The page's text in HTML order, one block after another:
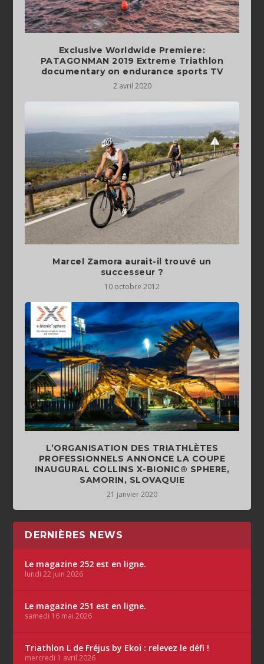
Exclusive Worldwide Premiere:
PATAGONMAN 2019 Extreme Triathlon
documentary on endurance sports TV
2 avril 2020
Marcel Zamora aurait-il trouvé un
successeur ?
10 octobre 2012
L’ORGANISATION DES TRIATHLÈTES
PROFESSIONNELS ANNONCE LA COUPE
INAUGURAL COLLINS X-BIONIC® SPHERE,
SAMORIN, SLOVAQUIE
21 janvier 2020
DERNIÈRES NEWS
Le magazine 252 est en ligne.
lundi 22 juin 2026
Le magazine 251 est en ligne.
samedi 16 mai 2026
Triathlon L de Fréjus by Ekoï : relevez le défi !
mercredi 1 avril 2026